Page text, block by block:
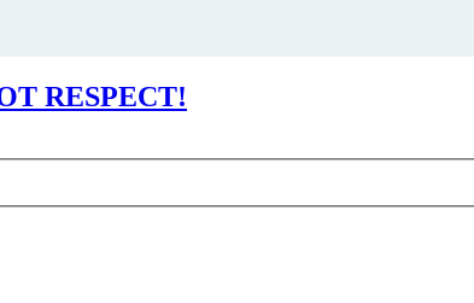
RESPECT!